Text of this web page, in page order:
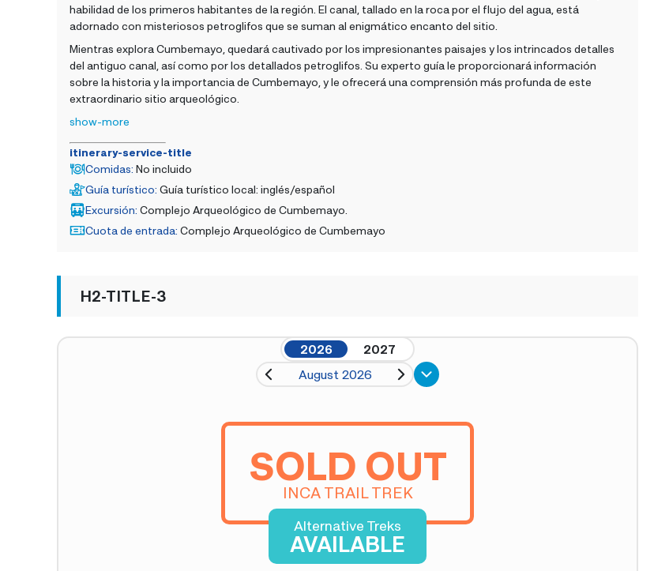
habilidad de los primeros habitantes de la región. El canal, tallado en la roca por el flujo del agua, está
adornado con misteriosos petroglifos que se suman al enigmático encanto del sitio.
Mientras explora Cumbemayo, quedará cautivado por los impresionantes paisajes y los intrincados detalles
del antiguo canal, así como por los detallados petroglifos. Su experto guía le proporcionará información
sobre la historia y la importancia de Cumbemayo, y le ofrecerá una comprensión más profunda de este
extraordinario sitio arqueológico.
show-more
itinerary-service-title
Comidas:No incluido
Guía turístico:Guía turístico local: inglés/español
Excursión:Complejo Arqueológico de Cumbemayo.
Cuota de entrada:Complejo Arqueológico de Cumbemayo
H2-TITLE-3
2026
2027
August 2026
SOLD OUT
INCA TRAIL TREK
Alternative Treks
AVAILABLE